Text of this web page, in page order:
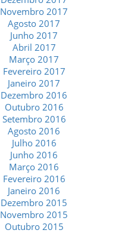
Novembro 2017
Agosto 2017
Junho 2017
Abril 2017
Março 2017
Fevereiro 2017
Janeiro 2017
Dezembro 2016
Outubro 2016
Setembro 2016
Agosto 2016
Julho 2016
Junho 2016
Março 2016
Fevereiro 2016
Janeiro 2016
Dezembro 2015
Novembro 2015
Outubro 2015